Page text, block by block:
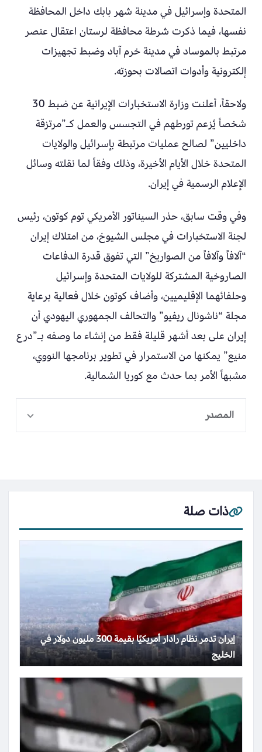
المتحدة وإسرائيل في مدينة شهر بابك داخل المحافظة
نفسها، فيما ذكرت شرطة محافظة لرستان اعتقال عنصر
مرتبط بالموساد في مدينة خرم آباد وضبط تجهيزات
إلكترونية وأدوات اتصالات بحوزته.
ولاحقاً، أعلنت وزارة الاستخبارات الإيرانية عن ضبط 30
شخصاً يُزعم تورطهم في التجسس والعمل كـ”مرتزقة
داخليين” لصالح عمليات مرتبطة بإسرائيل والولايات
المتحدة خلال الأيام الأخيرة، وذلك وفقاً لما نقلته وسائل
الإعلام الرسمية في إيران.
وفي وقت سابق، حذر السيناتور الأمريكي توم كوتون، رئيس
لجنة الاستخبارات في مجلس الشيوخ، من امتلاك إيران
“آلافاً وآلافاً من الصواريخ” التي تفوق قدرة الدفاعات
الصاروخية المشتركة للولايات المتحدة وإسرائيل
وحلفائهما الإقليميين، وأضاف كوتون خلال فعالية برعاية
مجلة “ناشونال ريفيو” والتحالف الجمهوري اليهودي أن
إيران على بعد أشهر قليلة فقط من إنشاء ما وصفه بـ”درع
منيع” يمكنها من الاستمرار في تطوير برنامجها النووي،
مشبهاً الأمر بما حدث مع كوريا الشمالية.
المصدر
ذات صلة
إيران تدمر نظام رادار أمريكيًا بقيمة 300 مليون دولار في
الخليج